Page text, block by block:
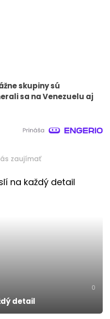
skupiny sú
sa na Venezuelu aj
zaujímať
0
detail